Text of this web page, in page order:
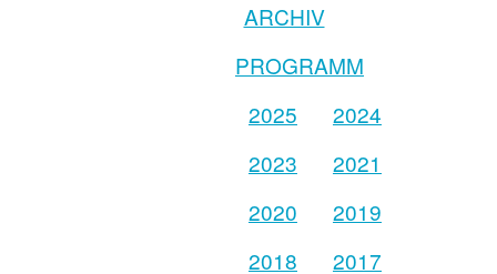
ARCHIV
PROGRAMM
2025
2024
2023
2021
2020
2019
2018
2017